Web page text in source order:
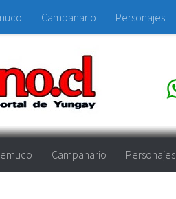
Campanario Personajes
Campanario Personajes